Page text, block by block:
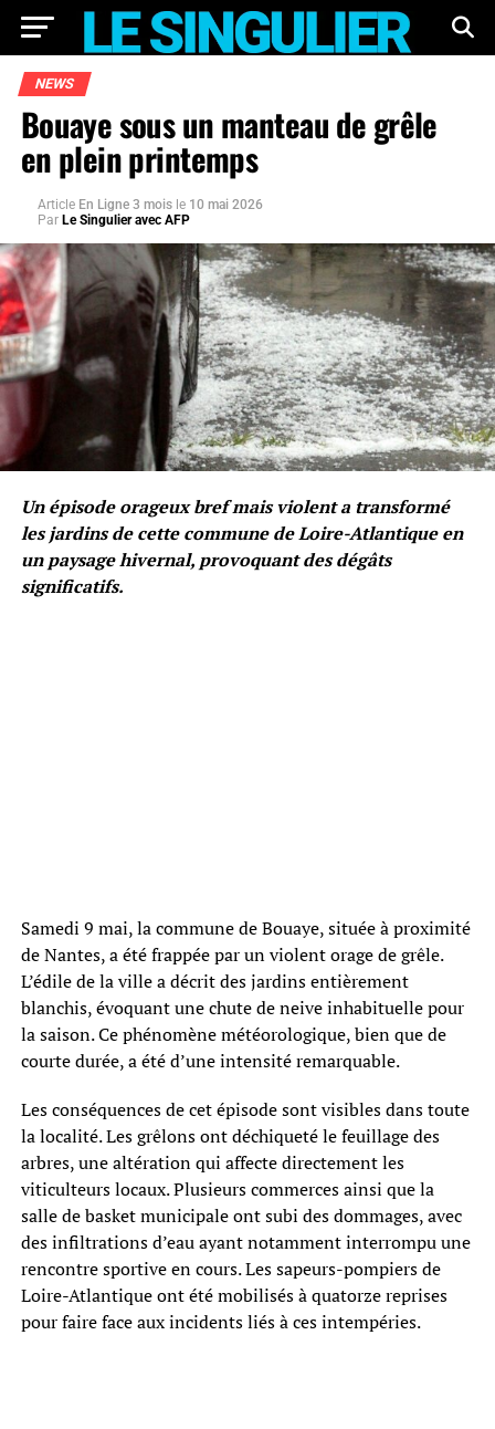
NEWS
Bouaye sous un manteau de grêle
en plein printemps
Article En Ligne 3 mois le 10 mai 2026
Par Le Singulier avec AFP
Un épisode orageux bref mais violent a transformé
les jardins de cette commune de Loire-Atlantique en
un paysage hivernal, provoquant des dégâts
significatifs.
Samedi 9 mai, la commune de Bouaye, située à proximité
de Nantes, a été frappée par un violent orage de grêle.
L’édile de la ville a décrit des jardins entièrement
blanchis, évoquant une chute de neive inhabituelle pour
la saison. Ce phénomène météorologique, bien que de
courte durée, a été d’une intensité remarquable.
Les conséquences de cet épisode sont visibles dans toute
la localité. Les grêlons ont déchiqueté le feuillage des
arbres, une altération qui affecte directement les
viticulteurs locaux. Plusieurs commerces ainsi que la
salle de basket municipale ont subi des dommages, avec
des infiltrations d’eau ayant notamment interrompu une
rencontre sportive en cours. Les sapeurs-pompiers de
Loire-Atlantique ont été mobilisés à quatorze reprises
pour faire face aux incidents liés à ces intempéries.